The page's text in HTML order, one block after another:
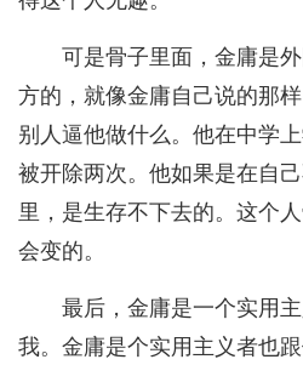
可是骨子里面，金庸是
方的，就像金庸自己说的那
别人逼他做什么。他在中学
被开除两次。他如果是在自
里，是生存不下去的。这个
会变的。
最后，金庸是一个实用
我。金庸是个实用主义者也